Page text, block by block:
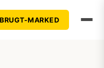
BRUGT-MARKED